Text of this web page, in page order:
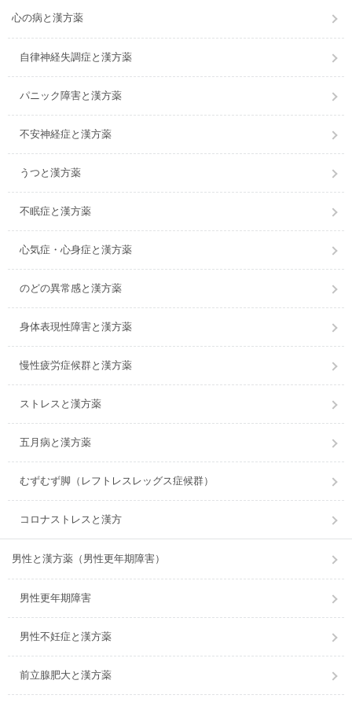
心の病と漢方薬
自律神経失調症と漢方薬
パニック障害と漢方薬
不安神経症と漢方薬
うつと漢方薬
不眠症と漢方薬
心気症・心身症と漢方薬
のどの異常感と漢方薬
身体表現性障害と漢方薬
慢性疲労症候群と漢方薬
ストレスと漢方薬
五月病と漢方薬
むずむず脚（レフトレスレッグス症候群）
コロナストレスと漢方
男性と漢方薬（男性更年期障害）
男性更年期障害
男性不妊症と漢方薬
前立腺肥大と漢方薬